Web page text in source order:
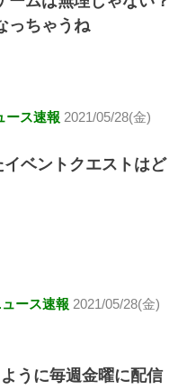
っちゃうね
ース速報 2021/05/28(金)
ベントクエストはど
ース速報 2021/05/28(金)
うに毎週金曜に配信